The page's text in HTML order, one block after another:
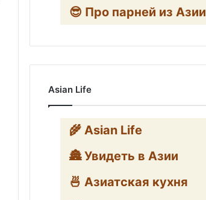
😎 Про парней из Азии
Asian Life
🌾 Asian Life
🏯 Увидеть в Азии
🍜 Азиатская кухня